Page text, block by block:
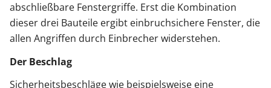
abschließbare Fenstergriffe. Erst die Kombination
dieser drei Bauteile ergibt einbruchsichere Fenster, die
allen Angriffen durch Einbrecher widerstehen.
Der Beschlag
Sicherheitsbeschläge wie beispielsweise eine